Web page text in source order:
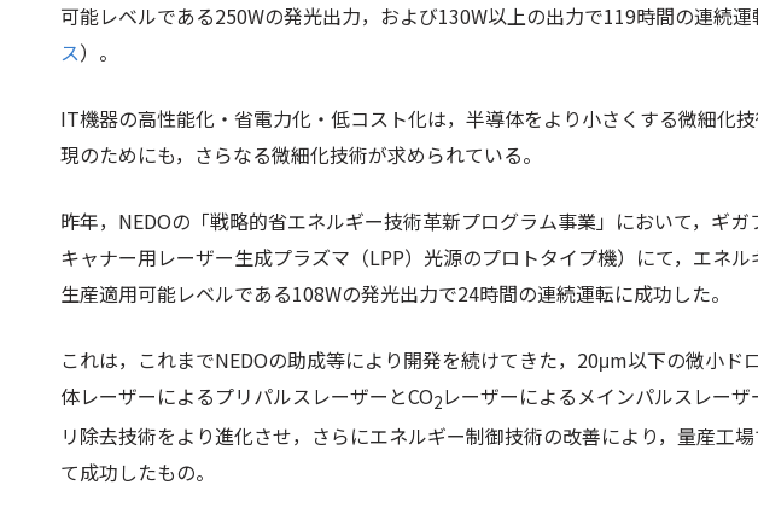
可能レベルである250Wの発光出力，および130W以上の出力で119時間の連続
ス）。
IT機器の高性能化・省電力化・低コスト化は，半導体をより小さくする微細化
現のためにも，さらなる微細化技術が求められている。
昨年，NEDOの「戦略的省エネルギー技術革新プログラム事業」において，ギ
キャナー用レーザー生成プラズマ（LPP）光源のプロトタイプ機）にて，エネ
生産適用可能レベルである108Wの発光出力で24時間の連続運転に成功した。
これは，これまでNEDOの助成等により開発を続けてきた，20μm以下の微小ド
体レーザーによるプリパルスレーザーとCO2レーザーによるメインパルスレー
リ除去技術をより進化させ，さらにエネルギー制御技術の改善により，量産工
て成功したもの。